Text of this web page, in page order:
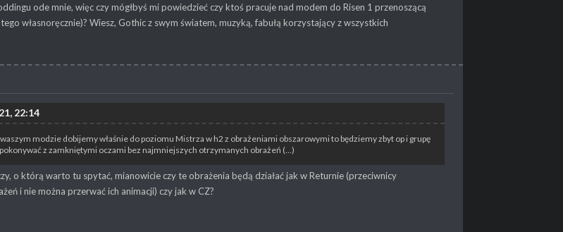
ode mnie, więc czy mógłbyś mi powiedzieć czy ktoś pracuje nad modem do Risen 1 przenoszącą
własnoręcznie)? Wiesz, Gothic z swym światem, muzyką, fabułą korzystający z wszystkich
22:14
modzie dobijemy właśnie do poziomu Mistrza w h2 z obrażeniami obszarowymi to będziemy zbyt op i grupę
z zamkniętymi oczami bez najmniejszych otrzymanych obrażeń (...)
o którą warto tu spytać, mianowicie czy te obrażenia będą działać jak w Returnie (przeciwnicy
i nie można przerwać ich animacji) czy jak w CZ?